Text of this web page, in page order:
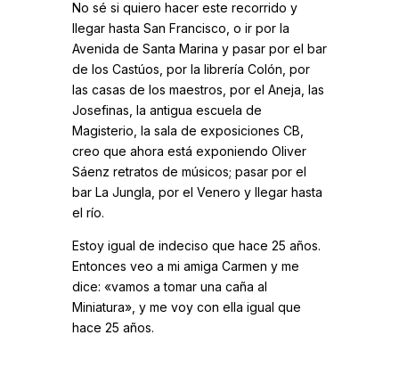
No sé si quiero hacer este recorrido y
llegar hasta San Francisco, o ir por la
Avenida de Santa Marina y pasar por el bar
de los Castúos, por la librería Colón, por
las casas de los maestros, por el Aneja, las
Josefinas, la antigua escuela de
Magisterio, la sala de exposiciones CB,
creo que ahora está exponiendo Oliver
Sáenz retratos de músicos; pasar por el
bar La Jungla, por el Venero y llegar hasta
el río.
Estoy igual de indeciso que hace 25 años.
Entonces veo a mi amiga Carmen y me
dice: «vamos a tomar una caña al
Miniatura», y me voy con ella igual que
hace 25 años.